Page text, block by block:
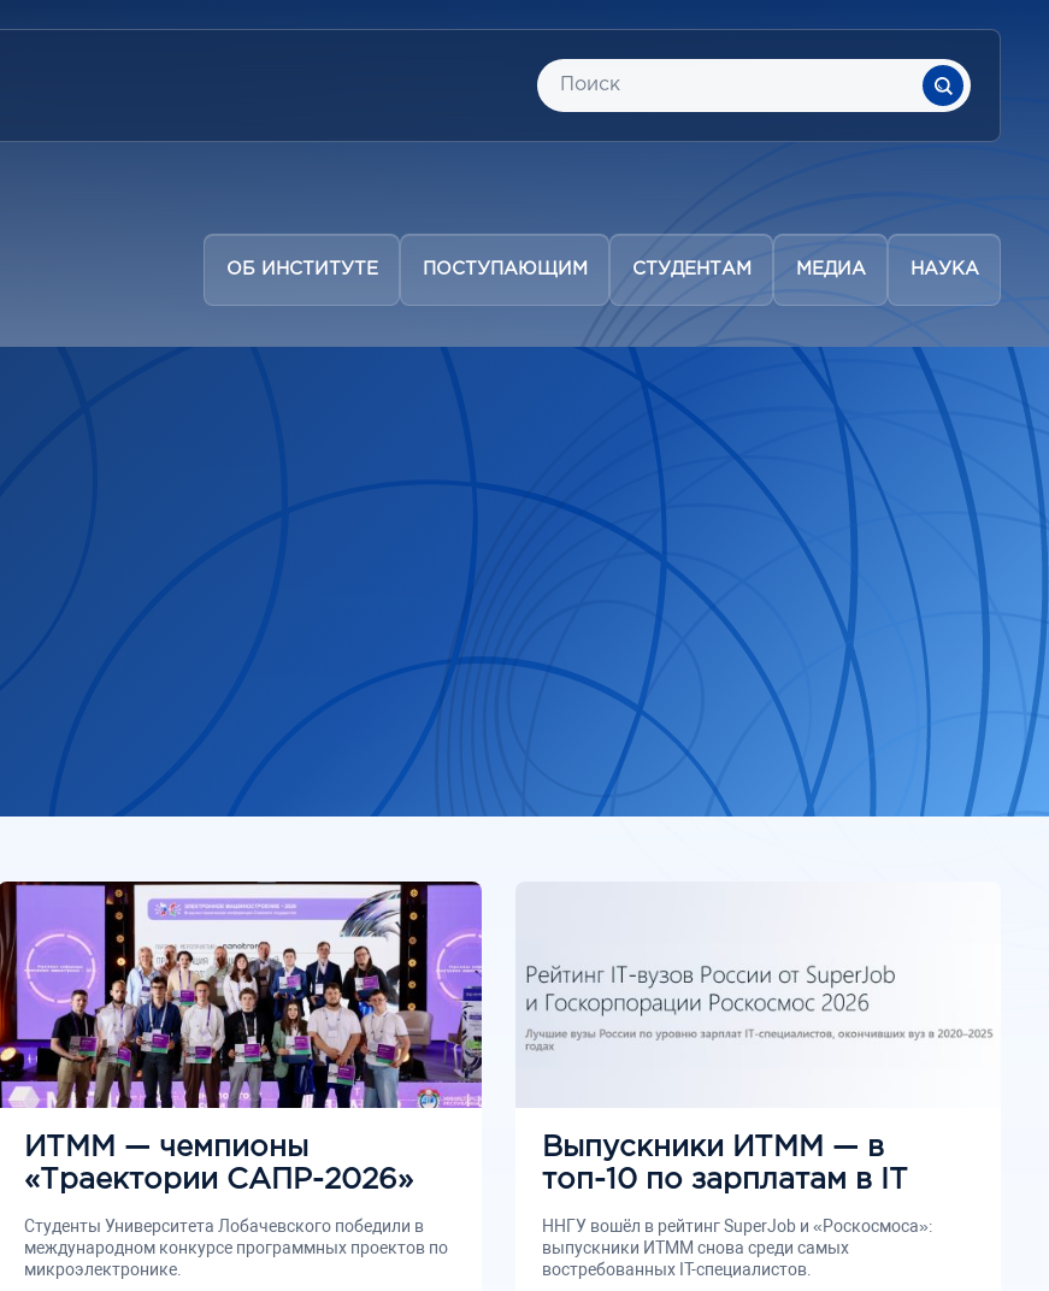
ОБ ИНСТИТУТЕ ПОСТУПАЮЩИМ СТУДЕНТАМ МЕДИА НАУКА
ИТММ — чемпионы
«Траектории САПР-2026»
Студенты Университета Лобачевского победили в
международном конкурсе программных проектов по
микроэлектронике.
Выпускники ИТММ — в
топ-10 по зарплатам в IT
ННГУ вошёл в рейтинг SuperJob и «Роскосмоса»:
выпускники ИТММ снова среди самых
востребованных IT-специалистов.